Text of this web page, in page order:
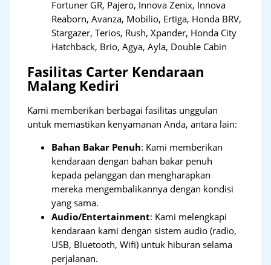
Fortuner GR, Pajero, Innova Zenix, Innova
Reaborn, Avanza, Mobilio, Ertiga, Honda BRV,
Stargazer, Terios, Rush, Xpander, Honda City
Hatchback, Brio, Agya, Ayla, Double Cabin
Fasilitas Carter Kendaraan
Malang Kediri
Kami memberikan berbagai fasilitas unggulan
untuk memastikan kenyamanan Anda, antara lain:
Bahan Bakar Penuh: Kami memberikan
kendaraan dengan bahan bakar penuh
kepada pelanggan dan mengharapkan
mereka mengembalikannya dengan kondisi
yang sama.
Audio/Entertainment: Kami melengkapi
kendaraan kami dengan sistem audio (radio,
USB, Bluetooth, Wifi) untuk hiburan selama
perjalanan.